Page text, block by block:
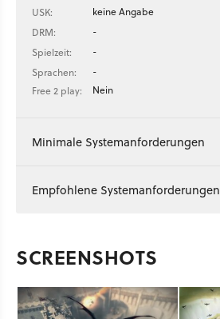
USK:
keine Angabe
DRM:
-
Spielzeit:
-
Sprachen:
-
Free 2 play:
Nein
Minimale Systemanforderungen
Empfohlene Systemanforderungen
SCREENSHOTS